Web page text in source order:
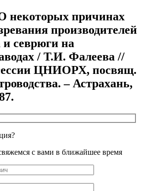
некоторых причинах
производителей
и севрюги на
/ Т.И. Фалеева //
ЦНИОРХ, посвящ.
– Астрахань,
с вами в ближайшее время